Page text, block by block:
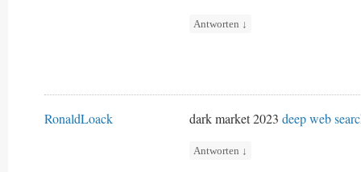
Antworten ↓
RonaldLoack dark market 2023 deep web
Antworten ↓